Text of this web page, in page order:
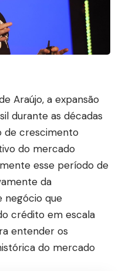
Araújo, a expansão
durante as décadas
de crescimento
do mercado
esse período de
da
negócio que
crédito em escala
entender os
do mercado